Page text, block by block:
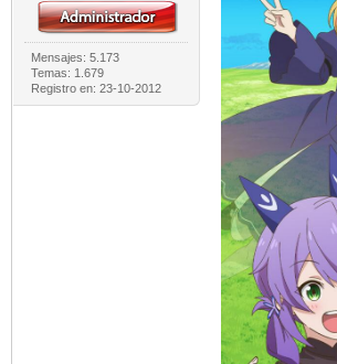
Mensajes: 5.173
Temas: 1.679
Registro en: 23-10-2012